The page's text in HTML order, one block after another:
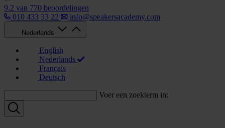
9.2 van 770 beoordelingen
010 433 33 22
info@speakersacademy.com
Nederlands
English
Nederlands
Français
Deutsch
Voer een zoekterm in: